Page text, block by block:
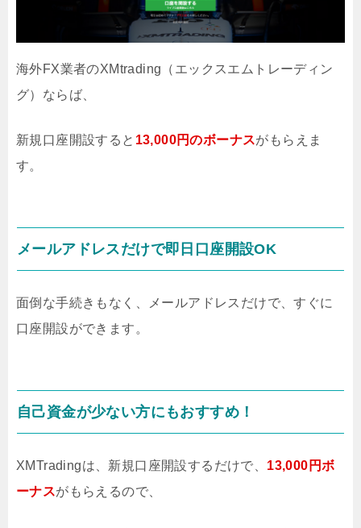
海外FX業者のXMtrading（エックスエムトレーディン
グ）ならば、
新規口座開設すると 13,000円のボーナスがもらえま
す。
メールアドレスだけで即日口座開設OK
面倒な手続きもなく、メールアドレスだけで、すぐに
口座開設ができます。
自己資金が少ない方にもおすすめ！
XMTradingは、新規口座開設するだけで、 13,000円ボ
ーナスがもらえるので、